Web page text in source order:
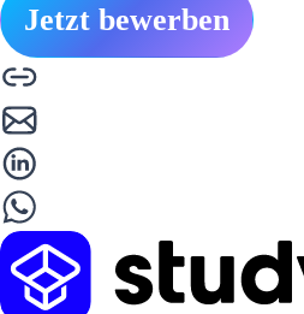
Jetzt bewerben